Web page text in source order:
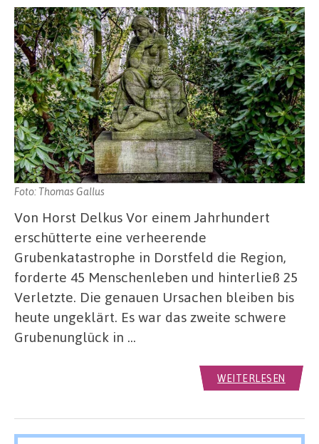
Foto: Thomas Gallus
Von Horst Delkus Vor einem Jahrhundert
erschütterte eine verheerende
Grubenkatastrophe in Dorstfeld die Region,
forderte 45 Menschenleben und hinterließ 25
Verletzte. Die genauen Ursachen bleiben bis
heute ungeklärt. Es war das zweite schwere
Grubenunglück in …
WEITERLESEN